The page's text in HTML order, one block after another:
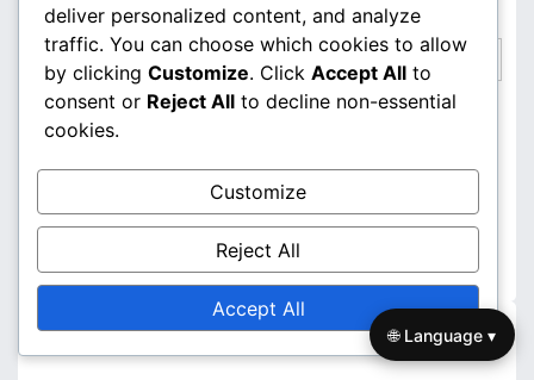
Website
for the next time I comment.
Links
deliver personalized content, and analyze
traffic. You can choose which cookies to allow
by clicking Customize. Click Accept All to
consent or Reject All to decline non-essential
cookies.
Customize
Reject All
Accept All
🌐 Language ▾